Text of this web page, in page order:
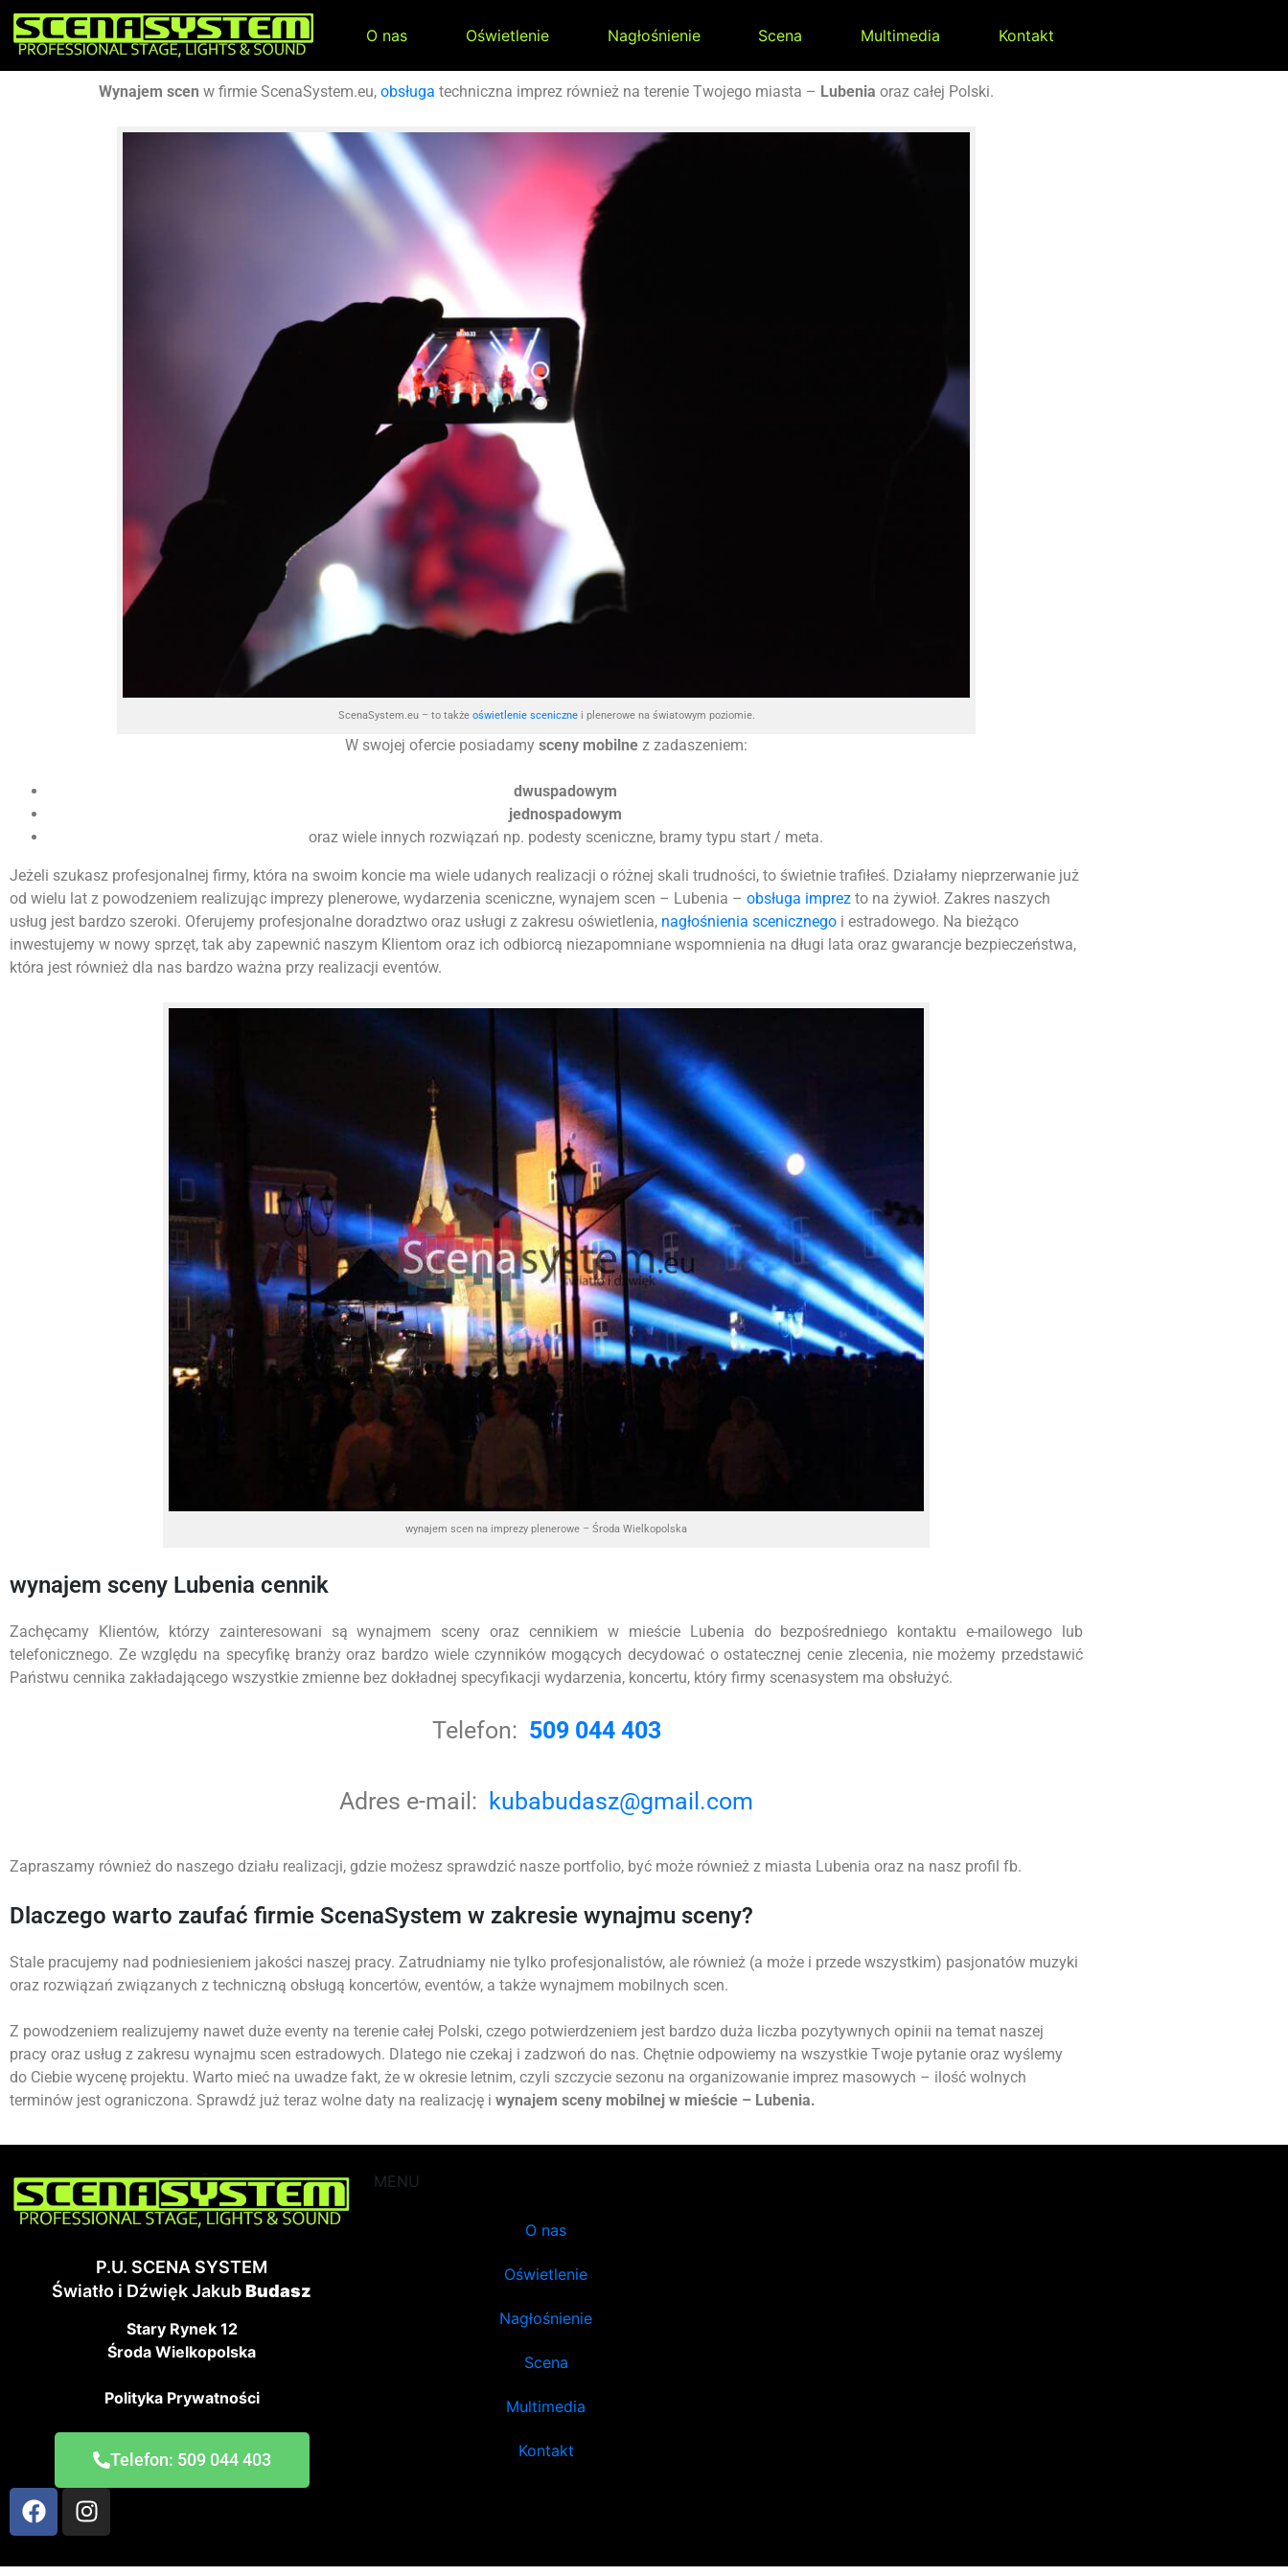
O nas Oświetlenie Nagłośnienie Scena Multimedia Kontakt
Wynajem scen w firmie ScenaSystem.eu, obsługa techniczna imprez również na terenie Twojego miasta – Lubenia oraz całej Polski.
ScenaSystem.eu – to także oświetlenie scenicznei plenerowe na światowym poziomie.
W swojej ofercie posiadamy sceny mobilne z zadaszeniem:
dwuspadowym
jednospadowym
oraz wiele innych rozwiązań np. podesty sceniczne, bramy typu start / meta.
Jeżeli szukasz profesjonalnej firmy, która na swoim koncie ma wiele udanych realizacji o różnej skali trudności, to świetnie trafiłeś. Działamy nieprzerwanie już
od wielu lat z powodzeniem realizując imprezy plenerowe, wydarzenia sceniczne, wynajem scen – Lubenia – obsługa imprez to na żywioł. Zakres naszych
usług jest bardzo szeroki. Oferujemy profesjonalne doradztwo oraz usługi z zakresu oświetlenia, nagłośnienia scenicznego i estradowego. Na bieżąco
inwestujemy w nowy sprzęt, tak aby zapewnić naszym Klientom oraz ich odbiorcą niezapomniane wspomnienia na długi lata oraz gwarancje bezpieczeństwa,
która jest również dla nas bardzo ważna przy realizacji eventów.
wynajem scen na imprezy plenerowe – Środa Wielkopolska
wynajem sceny Lubenia cennik
Zachęcamy Klientów, którzy zainteresowani są wynajmem sceny oraz cennikiem w mieście Lubenia do bezpośredniego kontaktu e-mailowego lub
telefonicznego. Ze względu na specyfikę branży oraz bardzo wiele czynników mogących decydować o ostatecznej cenie zlecenia, nie możemy przedstawić
Państwu cennika zakładającego wszystkie zmienne bez dokładnej specyfikacji wydarzenia, koncertu, który firmy scenasystem ma obsłużyć.
Telefon: 509 044 403
Adres e-mail: kubabudasz@gmail.com
Zapraszamy również do naszego działu realizacji, gdzie możesz sprawdzić nasze portfolio, być może również z miasta Lubenia oraz na nasz profil fb.
Dlaczego warto zaufać firmie ScenaSystem w zakresie wynajmu sceny?
Stale pracujemy nad podniesieniem jakości naszej pracy. Zatrudniamy nie tylko profesjonalistów, ale również (a może i przede wszystkim) pasjonatów muzyki
oraz rozwiązań związanych z techniczną obsługą koncertów, eventów, a także wynajmem mobilnych scen.
Z powodzeniem realizujemy nawet duże eventy na terenie całej Polski, czego potwierdzeniem jest bardzo duża liczba pozytywnych opinii na temat naszej
pracy oraz usług z zakresu wynajmu scen estradowych. Dlatego nie czekaj i zadzwoń do nas. Chętnie odpowiemy na wszystkie Twoje pytanie oraz wyślemy
do Ciebie wycenę projektu. Warto mieć na uwadze fakt, że w okresie letnim, czyli szczycie sezonu na organizowanie imprez masowych – ilość wolnych
terminów jest ograniczona. Sprawdź już teraz wolne daty na realizację i wynajem sceny mobilnej w mieście – Lubenia.
P.U. SCENA SYSTEM
Światło i Dźwięk JakubBudasz
Stary Rynek 12
Środa Wielkopolska
Polityka Prywatności
Telefon: 509 044 403
MENU
O nas
Oświetlenie
Nagłośnienie
Scena
Multimedia
Kontakt